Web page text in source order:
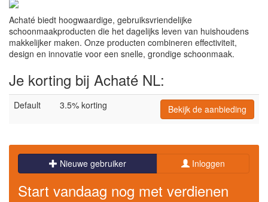
Achaté biedt hoogwaardige, gebruiksvriendelijke
schoonmaakproducten die het dagelijks leven van huishoudens
makkelijker maken. Onze producten combineren effectiviteit,
design en innovatie voor een snelle, grondige schoonmaak.
Je korting bij Achaté NL:
Default 3.5% korting Bekijk de aanbieding
Nieuwe gebruiker Inloggen
Start vandaag nog met verdienen